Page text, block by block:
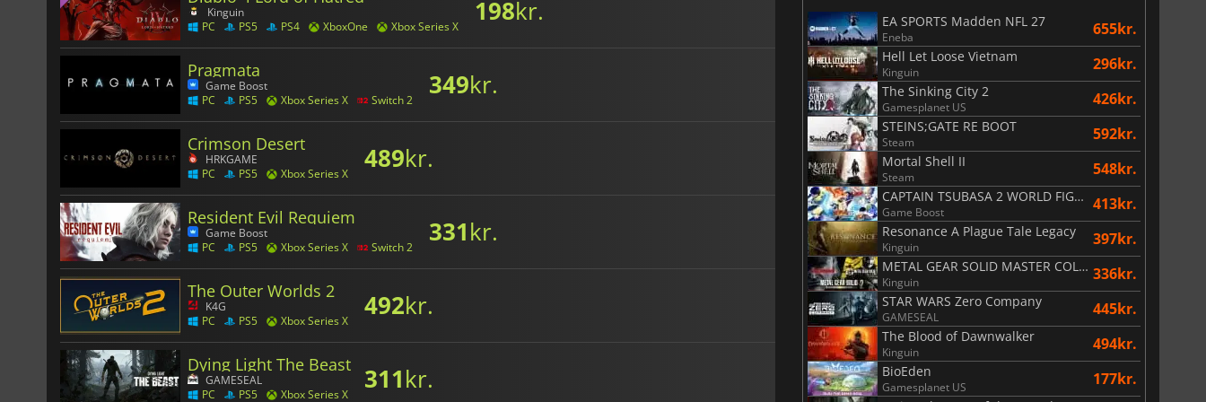
Kinguin
PC
PS5 PS4 XboxOne Xbox Series X 198kr.
Pragmata
Game Boost
PC
PS5 Xbox Series X Switch 2 349kr.
Crimson Desert
HRKGAME
PC
PS5 Xbox Series X 489kr.
Resident Evil Requiem
Game Boost
PC
PS5 Xbox Series X Switch 2 331kr.
The Outer Worlds 2
K4G
PC
PS5 Xbox Series X 492kr.
Dying Light The Beast
GAMESEAL
PC
PS5 Xbox Series X 311kr.
EA SPORTS Madden NFL 27
Eneba 655kr.
Hell Let Loose Vietnam
Kinguin 296kr.
The Sinking City 2
Gamesplanet US 426kr.
STEINS;GATE RE BOOT
Steam 592kr.
Mortal Shell II
Steam 548kr.
CAPTAIN TSUBASA 2 WORLD FIGHTERS
Game Boost 413kr.
Resonance A Plague Tale Legacy
Kinguin 397kr.
METAL GEAR SOLID MASTER COLLECTION Vol.2
Kinguin 336kr.
STAR WARS Zero Company
GAMESEAL 445kr.
The Blood of Dawnwalker
Kinguin 494kr.
BioEden
Gamesplanet US 177kr.